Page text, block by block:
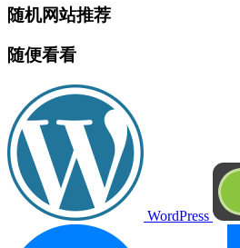
随机网站推荐
随便看看
WordPress